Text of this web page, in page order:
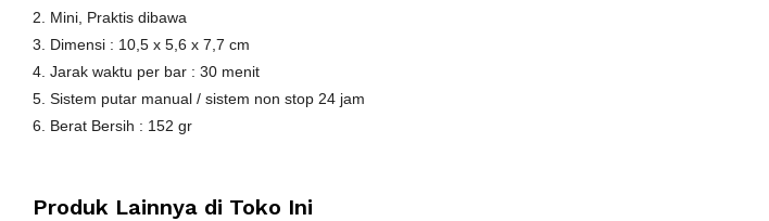
2. Mini, Praktis dibawa
3. Dimensi : 10,5 x 5,6 x 7,7 cm
4. Jarak waktu per bar : 30 menit
5. Sistem putar manual / sistem non stop 24 jam
6. Berat Bersih : 152 gr
Produk Lainnya di Toko Ini